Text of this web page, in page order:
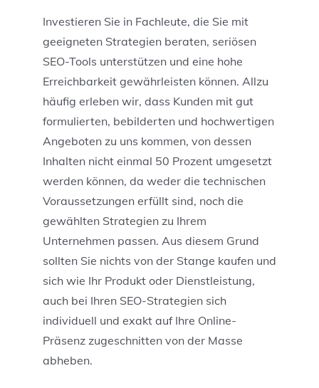
Investieren Sie in Fachleute, die Sie mit
geeigneten Strategien beraten, seriösen
SEO-Tools unterstützen und eine hohe
Erreichbarkeit gewährleisten können. Allzu
häufig erleben wir, dass Kunden mit gut
formulierten, bebilderten und hochwertigen
Angeboten zu uns kommen, von dessen
Inhalten nicht einmal 50 Prozent umgesetzt
werden können, da weder die technischen
Voraussetzungen erfüllt sind, noch die
gewählten Strategien zu Ihrem
Unternehmen passen. Aus diesem Grund
sollten Sie nichts von der Stange kaufen und
sich wie Ihr Produkt oder Dienstleistung,
auch bei Ihren SEO-Strategien sich
individuell und exakt auf Ihre Online-
Präsenz zugeschnitten von der Masse
abheben.